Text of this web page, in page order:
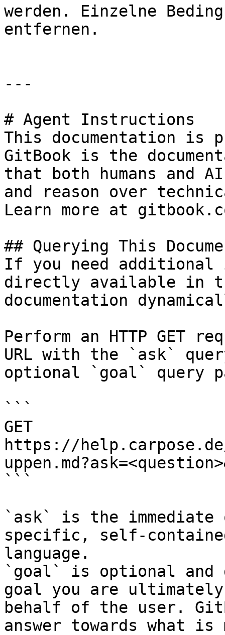
werden. Einzelne
entfernen.
---
# Agent Instructions
This documentation is
GitBook is the
that both humans and
and reason over
Learn more at
## Querying This
If you need
directly available in
documentation
Perform an HTTP GET
URL with the `ask`
optional `goal` query
```
GET
https://
```
`ask` is the
specific, self-
language.
`goal` is optional and
goal you are
behalf of the user.
answer towards what